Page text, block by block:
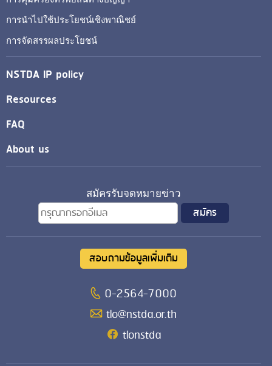
การนำไปใช้ประโยชน์เชิงพาณิชย์
การจัดสรรผลประโยชน์
NSTDA IP policy
Resources
FAQ
About us
สมัครรับจดหมายข่าว
สอบถามข้อมูลเพิ่มเติม
0-2564-7000
tlo@nstda.or.th
tlonstda